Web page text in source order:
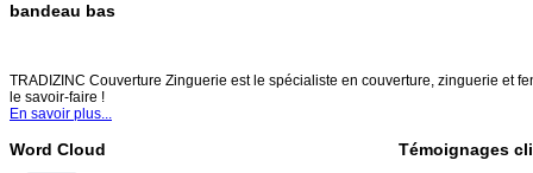
bandeau bas
TRADIZINC Couverture Zinguerie est le spécialiste en couverture, zinguerie et
le savoir-faire !
En savoir plus...
Word Cloud Témoignages